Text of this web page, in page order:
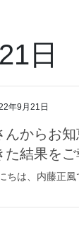
日
年9月21日
んからお
た結果を
ちは、内藤正